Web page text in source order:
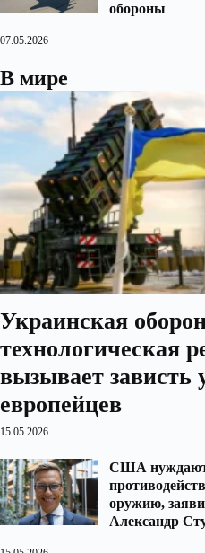
обороны
07.05.2026
В мире
Украинская
технологическая
вызывает
европейцев
15.05.2026
США
оружию,
Александр